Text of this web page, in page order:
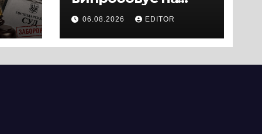
міцність не лише
людей, а й дороги
Черкас
06.08.2026 EDITOR